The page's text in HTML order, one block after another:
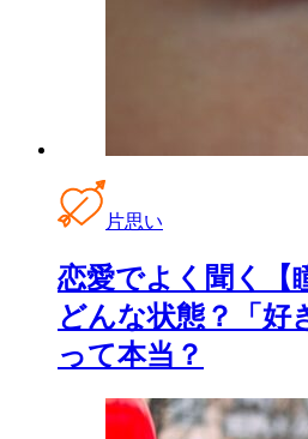
片思い
恋愛でよく聞く【
どんな状態？「好
って本当？